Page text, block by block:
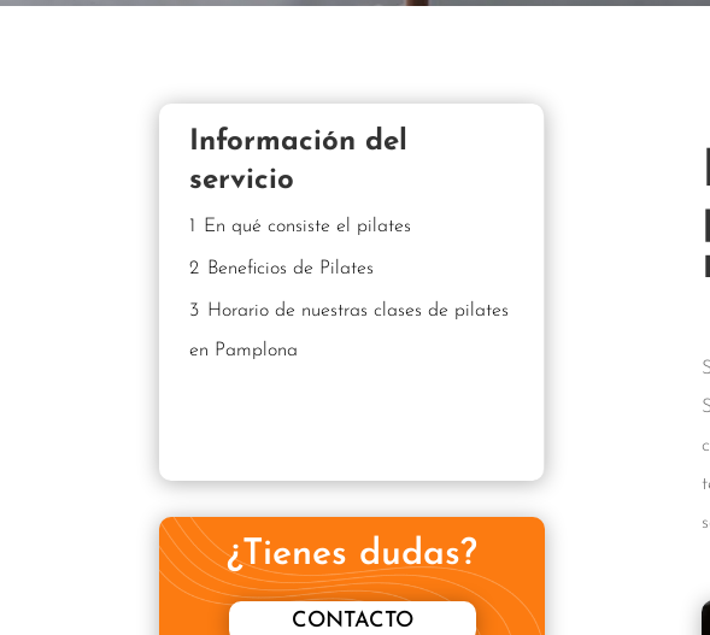
Información del
servicio
1 En qué consiste el pilates
2 Beneficios de Pilates
3 Horario de nuestras clases de pilates
en Pamplona
¿Tienes dudas?
CONTACTO